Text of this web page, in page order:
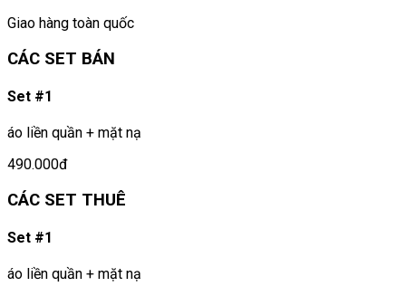
Giao hàng toàn quốc
CÁC SET BÁN
Set #1
áo liền quần + mặt nạ
490.000đ
CÁC SET THUÊ
Set #1
áo liền quần + mặt nạ